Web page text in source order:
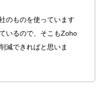
のものを使っています
いるので、そこもZoho
減できればと思いま